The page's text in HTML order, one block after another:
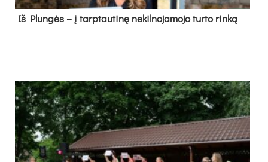
Iš Plungės – į tarptautinę nekilnojamojo turto rinką